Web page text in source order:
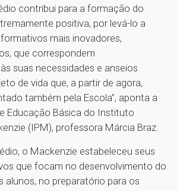
contribui para a formação do
positiva, por levá-lo a
mais inovadores,
que correspondem
suas necessidades e anseios
de vida que, a partir de agora,
também pela Escola”, aponta a
Educação Básica do Instituto
(IPM), professora Márcia Braz.
o Mackenzie estabeleceu seus
que focam no desenvolvimento do
alunos, no preparatório para os